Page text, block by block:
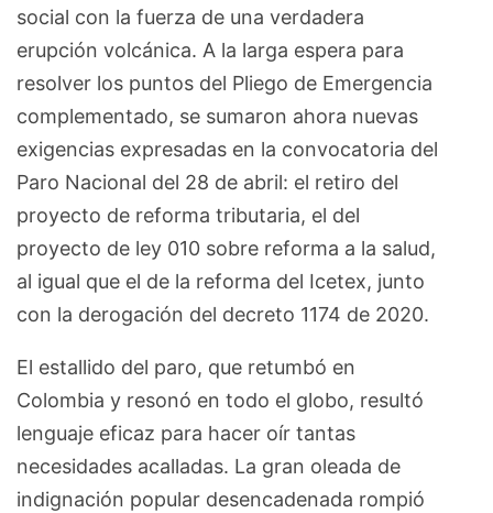
social con la fuerza de una verdadera
erupción volcánica. A la larga espera para
resolver los puntos del Pliego de Emergencia
complementado, se sumaron ahora nuevas
exigencias expresadas en la convocatoria del
Paro Nacional del 28 de abril: el retiro del
proyecto de reforma tributaria, el del
proyecto de ley 010 sobre reforma a la salud,
al igual que el de la reforma del Icetex, junto
con la derogación del decreto 1174 de 2020.
El estallido del paro, que retumbó en
Colombia y resonó en todo el globo, resultó
lenguaje eficaz para hacer oír tantas
necesidades acalladas. La gran oleada de
indignación popular desencadenada rompió